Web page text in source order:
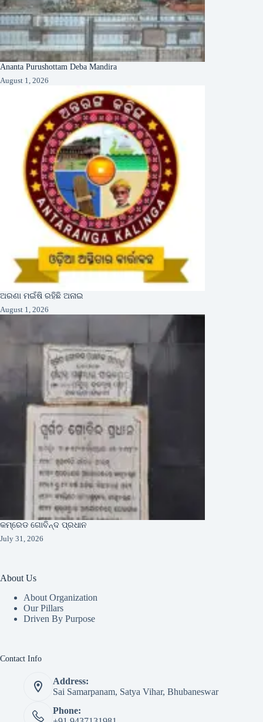
Ananta Purushottam Deba Mandira
August 1, 2026
ଅରଣା ମଇଁଷି ରହିଛି ଅନାଇ
August 1, 2026
କମ୍ରେଡ ଗୋବିନ୍ଦ ପ୍ରଧାନ
July 31, 2026
About Us
About Organization
Our Pillars
Driven By Purpose​
Contact Info
Address:
Sai Samarpanam, Satya Vihar, Bhubaneswar
Phone: